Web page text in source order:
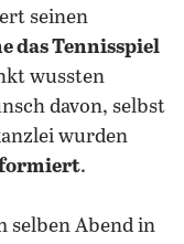
seinen
das Tennisspiel
wussten
davon, selbst
wurden
.
selben Abend in